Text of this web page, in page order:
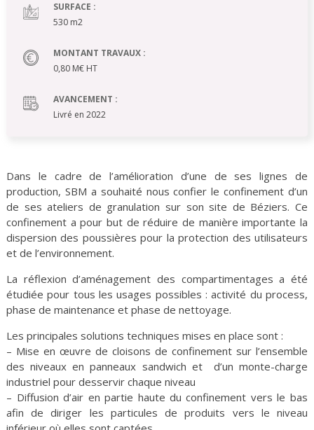
SURFACE :
530 m2
MONTANT TRAVAUX :
0,80 M€ HT
AVANCEMENT :
Livré en 2022
Dans le cadre de l’amélioration d’une de ses lignes de
production, SBM a souhaité nous confier le confinement d’un
de ses ateliers de granulation sur son site de Béziers. Ce
confinement a pour but de réduire de manière importante la
dispersion des poussières pour la protection des utilisateurs
et de l’environnement.
La réflexion d’aménagement des compartimentages a été
étudiée pour tous les usages possibles : activité du process,
phase de maintenance et phase de nettoyage.
Les principales solutions techniques mises en place sont :
– Mise en œuvre de cloisons de confinement sur l’ensemble
des niveaux en panneaux sandwich et d’un monte-charge
industriel pour desservir chaque niveau
– Diffusion d’air en partie haute du confinement vers le bas
afin de diriger les particules de produits vers le niveau